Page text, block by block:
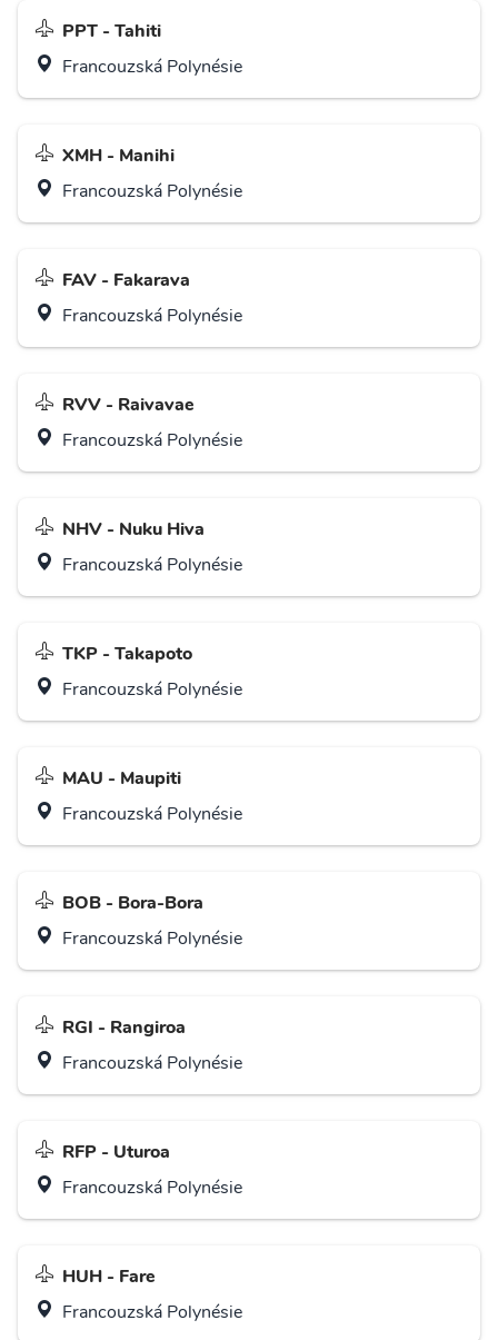
PPT - Tahiti
Francouzská Polynésie
XMH - Manihi
Francouzská Polynésie
FAV - Fakarava
Francouzská Polynésie
RVV - Raivavae
Francouzská Polynésie
NHV - Nuku Hiva
Francouzská Polynésie
TKP - Takapoto
Francouzská Polynésie
MAU - Maupiti
Francouzská Polynésie
BOB - Bora-Bora
Francouzská Polynésie
RGI - Rangiroa
Francouzská Polynésie
RFP - Uturoa
Francouzská Polynésie
HUH - Fare
Francouzská Polynésie